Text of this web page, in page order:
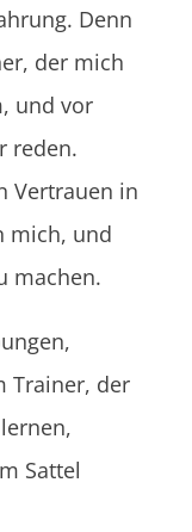
Denn
der mich
und vor
reden.
Vertrauen in
mich, und
machen.
Trainer, der
Sattel